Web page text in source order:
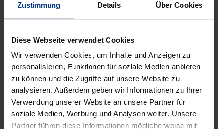
Zustimmung Details Über Cookies
Diese Webseite verwendet Cookies
Wir verwenden Cookies, um Inhalte und Anzeigen zu
personalisieren, Funktionen für soziale Medien anbieten
zu können und die Zugriffe auf unsere Website zu
analysieren. Außerdem geben wir Informationen zu Ihrer
Verwendung unserer Website an unsere Partner für
soziale Medien, Werbung und Analysen weiter. Unsere
Partner führen diese Informationen möglicherweise mit
Lieferbar
Preisangaben inkl. MwSt. Abhängig von der Lieferadresse
kann die MwSt. an der Kasse variieren.
In den Warenkorb
Zur Wunschliste hinzufügen
Hinweise zu Versandkosten